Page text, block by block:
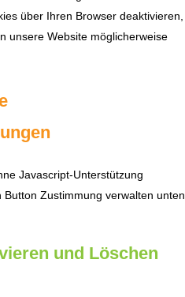
über Ihren Browser deaktivieren,
unsere Website möglicherweise
Javascript-Unterstützung
Zustimmung verwalten unten
und Löschen